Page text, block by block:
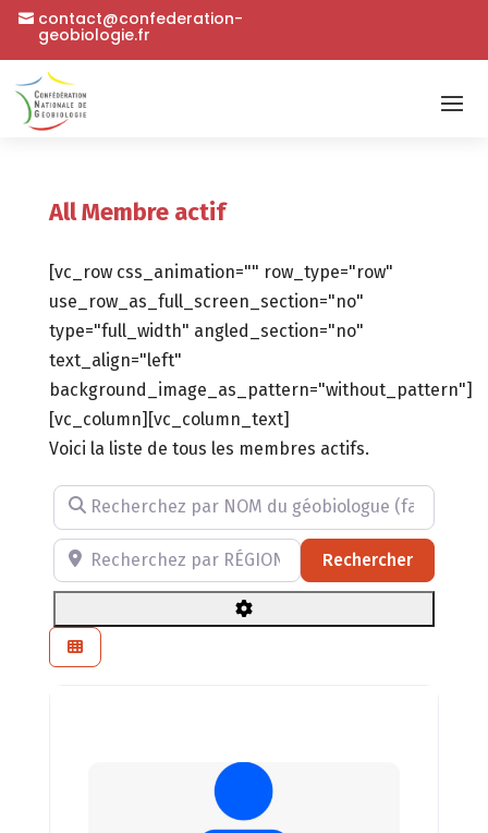
contact@confederation-
geobiologie.fr
All Membre actif
[vc_row css_animation="" row_type="row"
use_row_as_full_screen_section="no"
type="full_width" angled_section="no"
text_align="left"
background_image_as_pattern="without_pattern"]
[vc_column][vc_column_text]
Voici la liste de tous les membres actifs.
Recherchez par NOM du géobiologue (facultatif)
Recherchez par RÉGION, DÉPARTEMENT ou VILLE
Rechercher